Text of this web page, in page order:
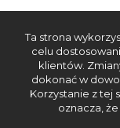
Ta strona
celu
klientów.
dokonać w
Korzystanie z tej
oznacza,